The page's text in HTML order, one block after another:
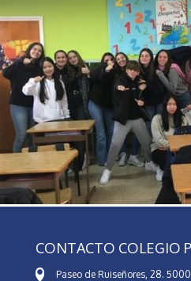
CONTACTO COLEGIO
Paseo de Ruiseñores, 28.